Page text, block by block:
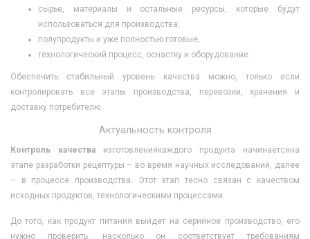
сырье, материалы и остальные ресурсы, которые будут
использоваться для производства;
полупродукты и уже полностью готовые;
технологический процесс, оснастку и оборудование.
Обеспечить стабильный уровень качества можно, только если
контролировать все этапы производства, перевозки, хранения и
доставку потребителю.
Актуальность контроля
Контроль качества изготовлениякаждого продукта начинаетсяна
этапе разработки рецептуры – во время научных исследований, далее
– в процессе производства. Этот этап тесно связан с качеством
исходных продуктов, технологическими процессами.
До того, как продукт питания выйдет на серийное производство, его
нужно проверить, насколько он соответствует требованиям